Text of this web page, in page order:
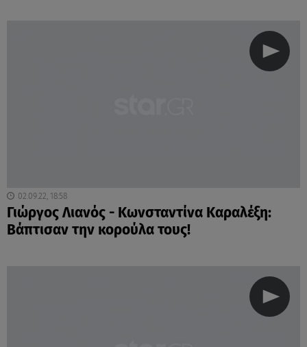
02.09.22, 18:58
Γιώργος Λιανός - Κωνσταντίνα Καραλέξη:
Βάπτισαν την κορούλα τους!